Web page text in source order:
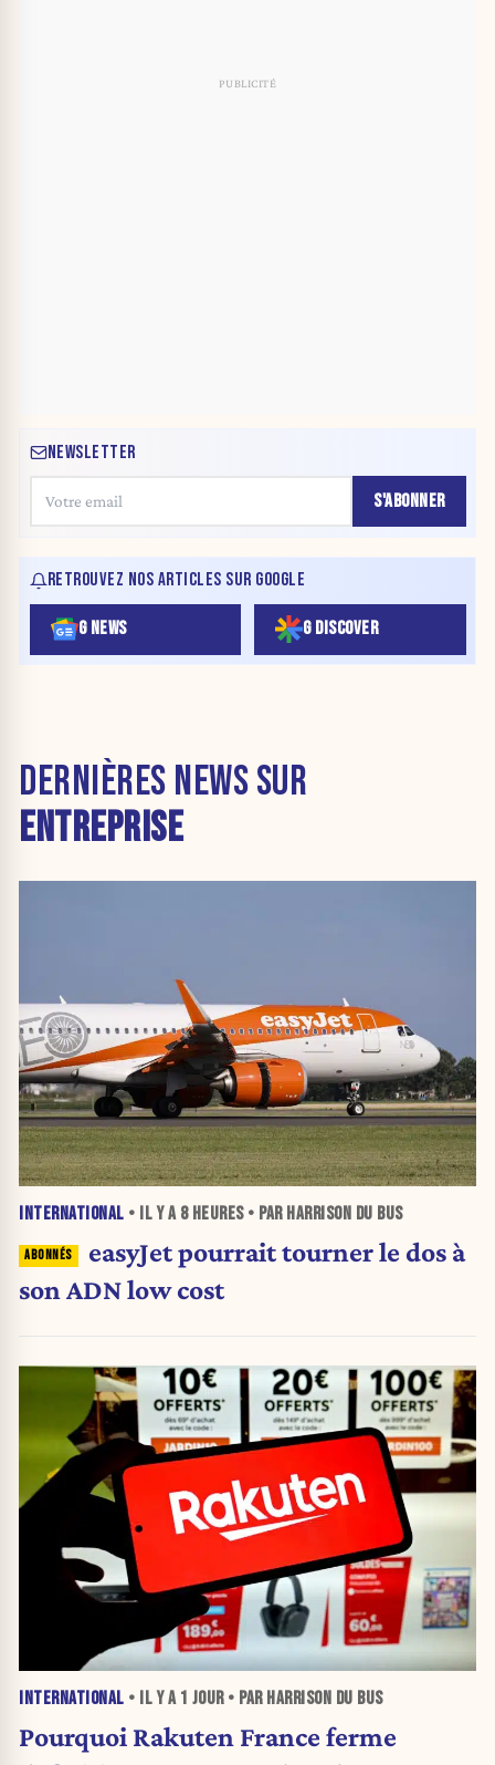
NEWSLETTER
S'ABONNER
RETROUVEZ NOS ARTICLES SUR GOOGLE
G NEWS G DISCOVER
DERNIÈRES NEWS SUR
ENTREPRISE
INTERNATIONAL • IL Y A 8 HEURES• PAR HARRISON DU BUS
easyJet pourrait tourner le dos à
son ADN low cost
INTERNATIONAL • IL Y A 1 JOUR• PAR HARRISON DU BUS
Pourquoi Rakuten France ferme